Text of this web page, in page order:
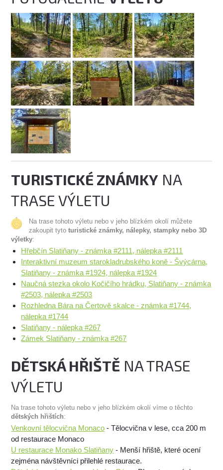
TURISTICKÉ ZNÁMKY NA
TRASE VÝLETU
Na trase tohoto výletu nebo v jeho blízkém okolí můžete
zakoupit tytoturistické známky, nálepky, stampky nebo 3D
výletky:
Hřebčín Slatiňany - známka #2111, nálepka #2111
Interaktivní muzeum starokladrubského koně - Švýcárna,
Slatiňany - známka #1924, nálepka #1924
Naučná stezka okolo Kočičího hrádku, Slatiňany - známka
#2503, nálepka #2503
Rozhledna Bára na Čertově skalce - známka #1744,
nálepka #1744
Slatiňany - nálepka #267
Zámek Slatiňany - známka #267
DĚTSKÁ HŘIŠTĚ NA TRASE
VÝLETU
Na trase tohoto výletu nebo v jeho blízkém okolí víme o těchto
dětských hřištích:
Venkovní tělocvična Monaco - Tělocvična v lese, cca 200 m
od restaurace Monaco
U restaurace Monako Slatiňany - Menší hřiště, které ocení
zejména návštěvníci přilehlé restaurace.